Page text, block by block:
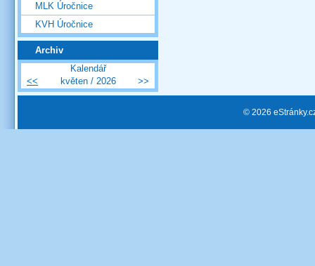
MLK Úročnice
KVH Úročnice
Archiv
Kalendář
<<
květen / 2026 >>
© 2026